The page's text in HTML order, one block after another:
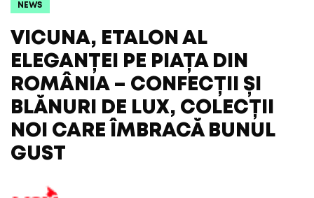
NEWS
VICUNA, ETALON AL
ELEGANȚEI PE PIAȚA DIN
ROMÂNIA – CONFECȚII ȘI
BLĂNURI DE LUX, COLECȚII
NOI CARE ÎMBRACĂ BUNUL
GUST